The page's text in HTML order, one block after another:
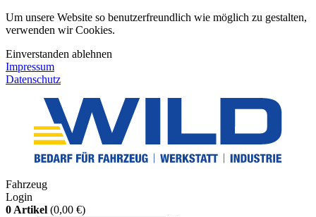
Um unsere Website so benutzerfreundlich wie möglich zu gestalten,
verwenden wir Cookies.
Einverstanden ablehnen
Impressum
Datenschutz
Fahrzeug
Login
0 Artikel (0,00 €)